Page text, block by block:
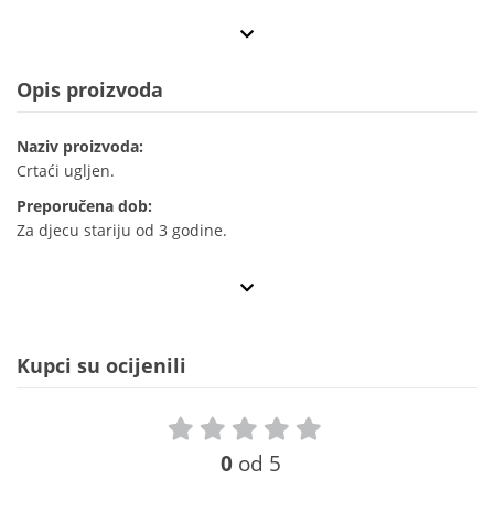
Opis proizvoda
Naziv proizvoda:
Crtaći ugljen.
Preporučena dob:
Za djecu stariju od 3 godine.
Kupci su ocijenili
0 od 5